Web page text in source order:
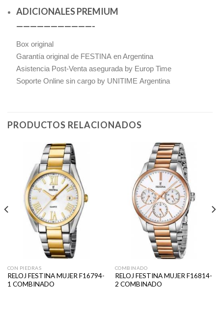
ADICIONALES PREMIUM
———————————-
Box original
Garantía original de FESTINA en Argentina
Asistencia Post-Venta asegurada by Europ Time
Soporte Online sin cargo by UNITIME Argentina
PRODUCTOS RELACIONADOS
CON PIEDRAS
RELOJ FESTINA MUJER F16794-
1 COMBINADO
COMBINADO
RELOJ FESTINA MUJER F16814-
2 COMBINADO